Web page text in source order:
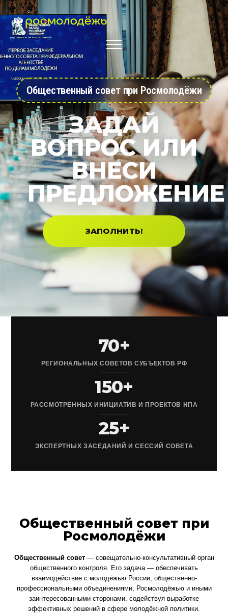
Общественный совет при Росмолодёжи
ЗАДАЙ
ВОПРОС ИЛИ
ВНЕСИ
ПРЕДЛОЖЕНИЕ
ЗАПОЛНИТЬ!
70+
РЕГИОНАЛЬНЫХ СОВЕТОВ СУБЪЕКТОВ РФ
150+
РАССМОТРЕННЫХ ИНИЦИАТИВ И ПРОЕКТОВ НПА
25+
ЭКСПЕРТНЫХ ЗАСЕДАНИЙ И СЕССИЙ СОВЕТА
Общественный совет при
Росмолодёжи
Общественный совет— совещательно-консультативный орган
общественного контроля. Его задача — обеспечивать
взаимодействие с молодёжью России, общественно-
профессиональными объединениями, Росмолодёжью и иными
заинтересованными сторонами, содействуя выработке
эффективных решений в сфере молодёжной политики.